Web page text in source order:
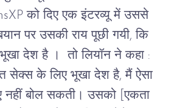
को दिए एक इंटरव्यू में उससे
पर उसकी राय पूछी गयी, कि
भूखा देश है । तो लियॉन ने कहा :
सेक्स के लिए भूखा देश है, मैं ऐसा
नहीं बोल सकती। उसको [एकता